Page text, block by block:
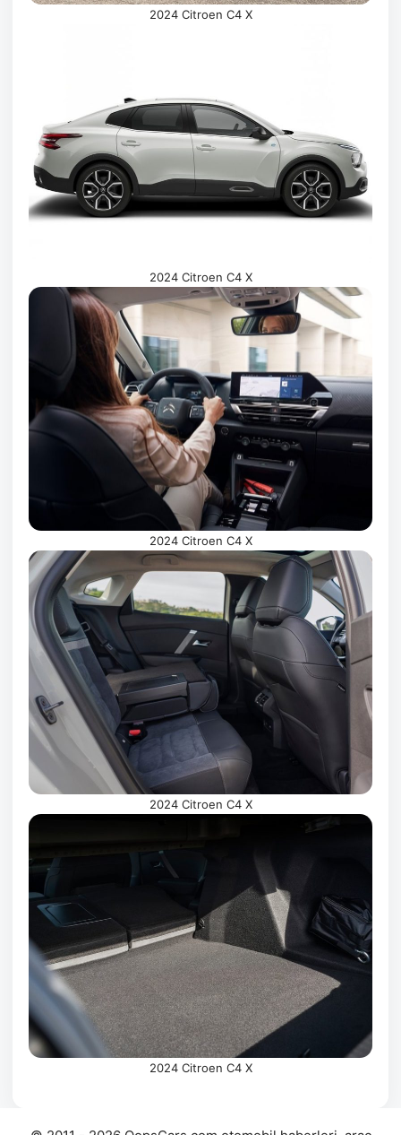
2024 Citroen C4 X
2024 Citroen C4 X
2024 Citroen C4 X
2024 Citroen C4 X
2024 Citroen C4 X